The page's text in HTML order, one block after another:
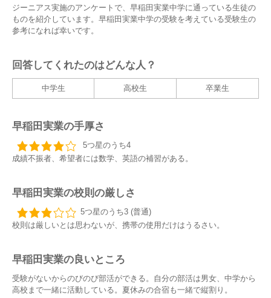
ジーニアス実施のアンケートで、早稲田実業中学に通っている生徒の
ものを紹介しています。早稲田実業中学の受験を考えている受験生の
参考になれば幸いです。
回答してくれたのはどんな人？
中学生 高校生 卒業生
早稲田実業の手厚さ
5つ星のうち4
成績不振者、希望者には数学、英語の補習がある。
早稲田実業の校則の厳しさ
5つ星のうち3 (普通)
校則は厳しいとは思わないが、携帯の使用だけはうるさい。
早稲田実業の良いところ
受験がないからのびのび部活ができる。自分の部活は男女、中学から
高校まで一緒に活動している。夏休みの合宿も一緒で縦割り。